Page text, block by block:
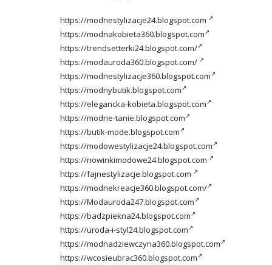
https://modnestylizacje24.blogspot.com
https://modnakobieta360.blogspot.com
https://trendsetterki24.blogspot.com/
https://modauroda360.blogspot.com/
https://modnestylizacje360.blogspot.com
https://modnybutik.blogspot.com
https://elegancka-kobieta.blogspot.com
https://modne-tanie.blogspot.com
https://butik-mode.blogspot.com
https://modowestylizacje24.blogspot.com
https://nowinkimodowe24.blogspot.com
https://fajnestylizacje.blogspot.com
https://modnekreacje360.blogspot.com/
https://Modauroda247.blogspot.com
https://badzpiekna24.blogspot.com
https://uroda-i-styl24.blogspot.com
https://modnadziewczyna360.blogspot.com
https://wcosieubrac360.blogspot.com